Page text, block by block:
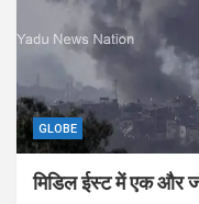
GLOBE
मिडिल ईस्ट में एक और